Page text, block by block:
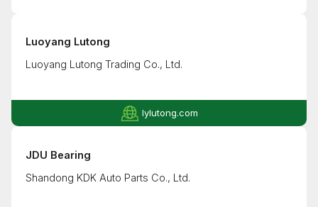
Luoyang Lutong
Luoyang Lutong Trading Co., Ltd.
lylutong.com
JDU Bearing
Shandong KDK Auto Parts Co., Ltd.